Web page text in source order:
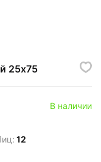
25х75
В наличии
12